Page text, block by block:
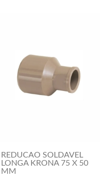
REDUCAO SOLDAVEL
LONGA KRONA 75 X 50
MM